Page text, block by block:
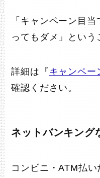
「キャンペーン目
ってもダメ」という
詳細は『 キャンペー
確認ください。
ネットバンキング
コンビニ・ATM払い